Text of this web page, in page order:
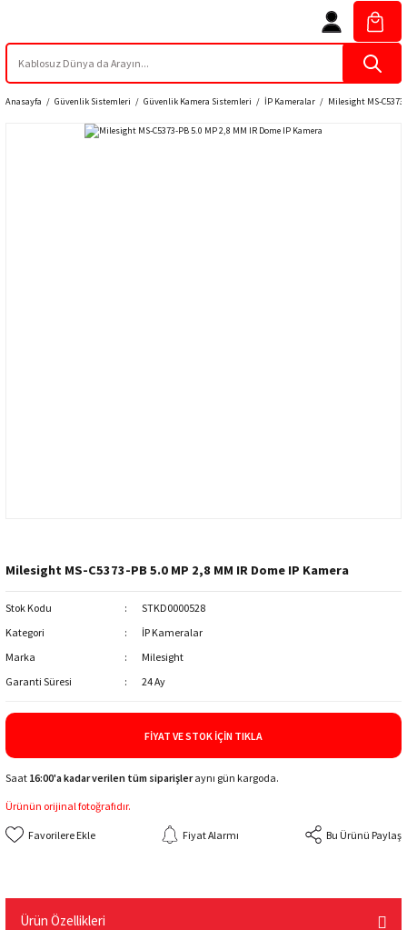
Anasayfa Güvenlik Sistemleri Güvenlik Kamera Sistemleri İP Kameralar Milesight MS-
Milesight MS-C5373-PB 5.0 MP 2,8 MM IR Dome IP Kamera
Stok Kodu
STKD0000528
Kategori
İP Kameralar
Marka
Milesight
Garanti Süresi
24 Ay
FIYAT VE STOK İÇIN TIKLA
Saat 16:00'a kadar verilen tüm siparişleraynı gün kargoda.
Ürünün orijinal fotoğrafıdır.
Fiyat Alarmı Bu Ürünü Paylaş
Ürün Özellikleri